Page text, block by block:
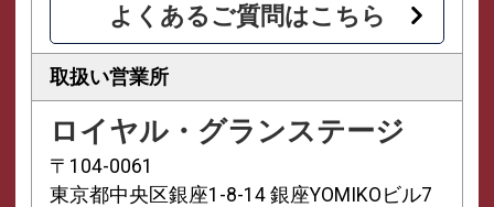
よくあるご質問はこちら
取扱い営業所
ロイヤル・グランステージ
〒104-0061
東京都中央区銀座1-8-14 銀座YOMIKOビル7